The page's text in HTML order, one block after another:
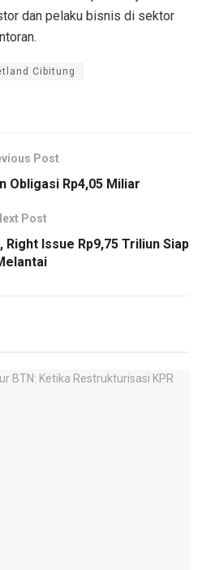
dan pelaku bisnis di sektor
Cibitung
Post
Obligasi Rp4,05 Miliar
Post
Right Issue Rp9,75 Triliun Siap